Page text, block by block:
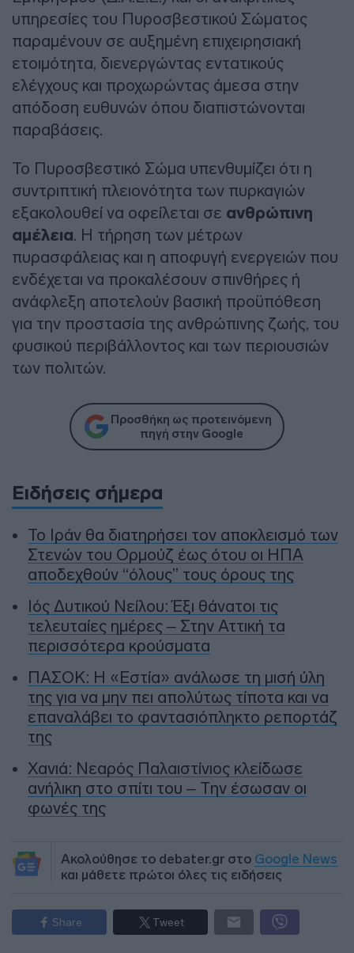
υπηρεσίες του Πυροσβεστικού Σώματος
παραμένουν σε αυξημένη επιχειρησιακή
ετοιμότητα, διενεργώντας εντατικούς
ελέγχους και προχωρώντας άμεσα στην
απόδοση ευθυνών όπου διαπιστώνονται
παραβάσεις.
Το Πυροσβεστικό Σώμα υπενθυμίζει ότι η
συντριπτική πλειονότητα των πυρκαγιών
εξακολουθεί να οφείλεται σε ανθρώπινη
αμέλεια. Η τήρηση των μέτρων
πυρασφάλειας και η αποφυγή ενεργειών που
ενδέχεται να προκαλέσουν σπινθήρες ή
ανάφλεξη αποτελούν βασική προϋπόθεση
για την προστασία της ανθρώπινης ζωής, του
φυσικού περιβάλλοντος και των περιουσιών
των πολιτών.
Προσθήκη ως προτεινόμενη
πηγή στην Google
Ειδήσεις σήμερα
To Ιράν θα διατηρήσει τον αποκλεισμό των
Στενών του Ορμούζ έως ότου οι ΗΠΑ
αποδεχθούν “όλους” τους όρους της
Ιός Δυτικού Νείλου: Έξι θάνατοι τις
τελευταίες ημέρες – Στην Αττική τα
περισσότερα κρούσματα
ΠΑΣΟΚ: Η «Εστία» ανάλωσε τη μισή ύλη
της για να μην πει απολύτως τίποτα και να
επαναλάβει το φαντασιόπληκτο ρεπορτάζ
της
Χανιά: Νεαρός Παλαιστίνιος κλείδωσε
ανήλικη στο σπίτι του – Την έσωσαν οι
φωνές της
Ακολούθησε το debater.gr στο Google News
και μάθετε πρώτοι όλες τις ειδήσεις
Share Tweet